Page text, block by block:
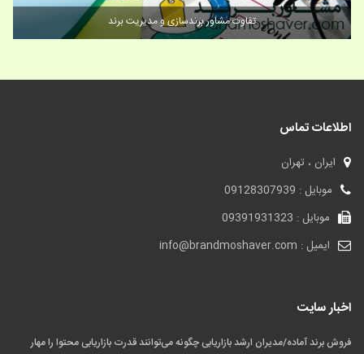
تفاوت مشاور برندسازی و مدیریت برند
اطلاعات تماس
ایران ، تهران
موبایل : 09128307939
موبایل : 09391931323
ایمیل : info@brandmoshaver.com
اخبار سایت
فروش برند آماده/مدیران ارشد بازاریابی چگونه می‌توانند قدرت بازاریابی محتوا را مهار